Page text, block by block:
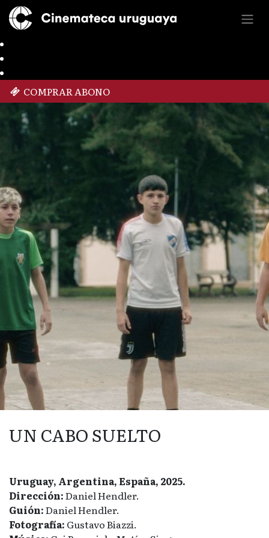
COMPRAR ABONO
UN CABO SUELTO
Uruguay, Argentina, España, 2025.
Dirección:Daniel Hendler.
Guión:Daniel Hendler.
Fotografía: Gustavo Biazzi.